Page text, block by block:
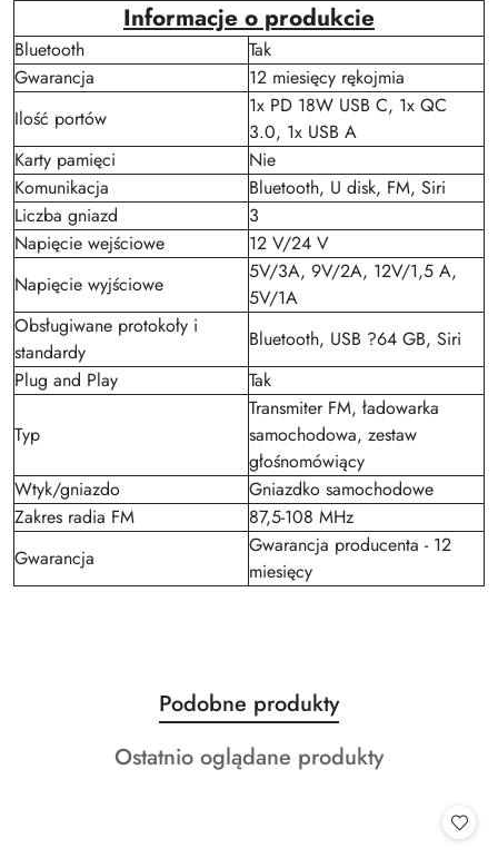
Informacje o produkcie
Bluetooth
Tak
Gwarancja
12 miesięcy rękojmia
Ilość portów
1x PD 18W USB C, 1x QC
3.0, 1x USB A
Karty pamięci
Nie
Komunikacja
Bluetooth, U disk, FM, Siri
Liczba gniazd
3
Napięcie wejściowe
12 V/24 V
Napięcie wyjściowe
5V/3A, 9V/2A, 12V/1,5 A,
5V/1A
Obsługiwane protokoły i
standardy
Bluetooth, USB ?64 GB, Siri
Plug and Play
Tak
Typ
Transmiter FM, ładowarka
samochodowa, zestaw
głośnomówiący
Wtyk/gniazdo
Gniazdko samochodowe
Zakres radia FM
87,5-108 MHz
Gwarancja
Gwarancja producenta - 12
miesięcy
Pomiń karuzelę produktów
Produkty
o
statusie:
Podobne produkty
Produkty
Ostatnio oglądane produkty